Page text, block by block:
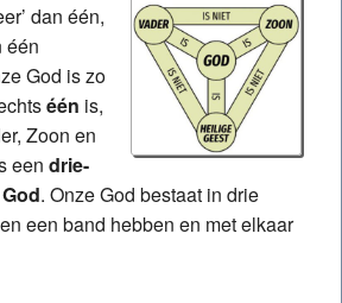
dan één,
één
God is zo
één is,
Zoon en
een drie-
. Onze God bestaat in drie
een band hebben en met elkaar